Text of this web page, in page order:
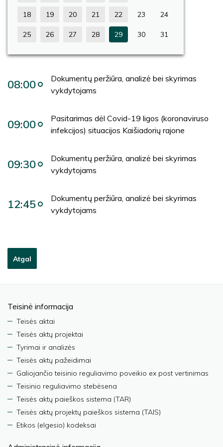
18 19 20 21 22 23 24
25 26 27 28 29 30 31
08:00
Dokumentų peržiūra, analizė bei skyrimas
vykdytojams
09:00
Pasitarimas dėl Covid-19 ligos (koronaviruso
infekcijos) situacijos Kaišiadorių rajone
09:30
Dokumentų peržiūra, analizė bei skyrimas
vykdytojams
12:45
Dokumentų peržiūra, analizė bei skyrimas
vykdytojams
Atgal
Teisinė informacija
Teisės aktai
Teisės aktų projektai
Tyrimai ir analizės
Teisės aktų pažeidimai
Galiojančio teisinio reguliavimo poveikio ex post vertinimas
Teisinio reguliavimo stebėsena
Teisės aktų paieškos sistema (TAR)
Teisės aktų projektų paieškos sistema (TAIS)
Etikos (elgesio) kodeksai